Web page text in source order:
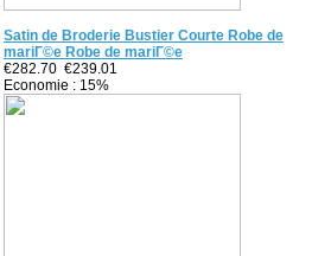
Satin de Broderie Bustier Courte Robe de
mariГ©e Robe de mariГ©e
€282.70 €239.01
Economie : 15%